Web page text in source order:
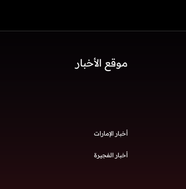
موقع الأخبار
أخبار الإمارات
أخبار الفجيرة